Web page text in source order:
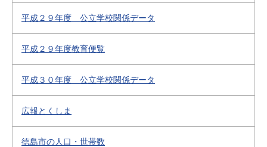
平成２９年度 公立学校関係データ
平成２９年度教育便覧
平成３０年度 公立学校関係データ
広報とくしま
徳島市の人口・世帯数